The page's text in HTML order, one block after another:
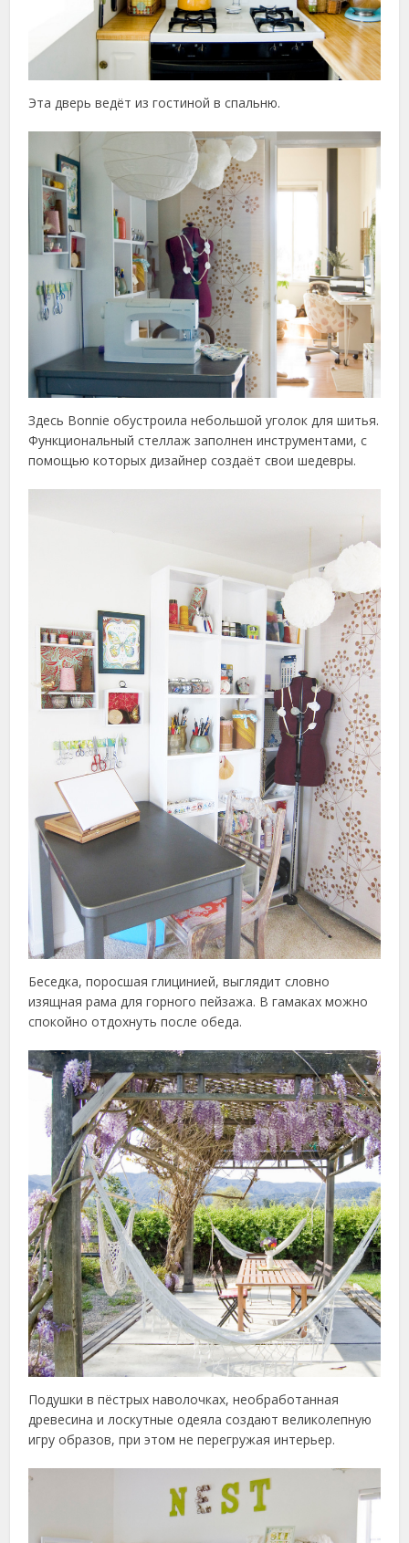
Эта дверь ведёт из гостиной в спальню.
Здесь Bonnie обустроила небольшой уголок для шитья.
Функциональный стеллаж заполнен инструментами, с
помощью которых дизайнер создаёт свои шедевры.
Беседка, поросшая глицинией, выглядит словно
изящная рама для горного пейзажа. В гамаках можно
спокойно отдохнуть после обеда.
Подушки в пёстрых наволочках, необработанная
древесина и лоскутные одеяла создают великолепную
игру образов, при этом не перегружая интерьер.